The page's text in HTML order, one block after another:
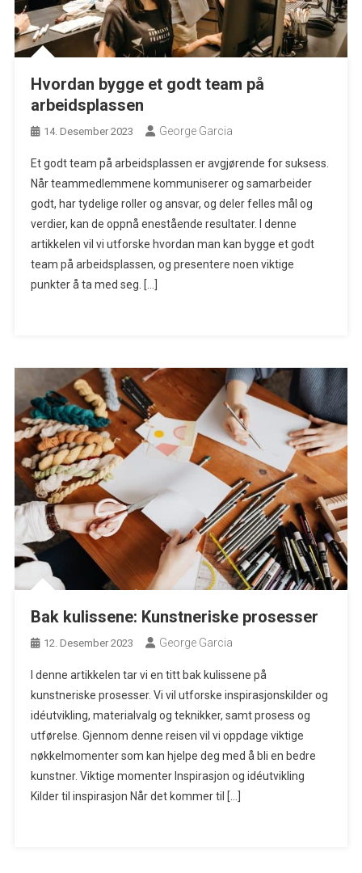
Hvordan bygge et godt team på
arbeidsplassen
14. Desember 2023 George Garcia
Et godt team på arbeidsplassen er avgjørende for suksess.
Når teammedlemmene kommuniserer og samarbeider
godt, har tydelige roller og ansvar, og deler felles mål og
verdier, kan de oppnå enestående resultater. I denne
artikkelen vil vi utforske hvordan man kan bygge et godt
team på arbeidsplassen, og presentere noen viktige
punkter å ta med seg. […]
Bak kulissene: Kunstneriske prosesser
12. Desember 2023 George Garcia
I denne artikkelen tar vi en titt bak kulissene på
kunstneriske prosesser. Vi vil utforske inspirasjonskilder og
idéutvikling, materialvalg og teknikker, samt prosess og
utførelse. Gjennom denne reisen vil vi oppdage viktige
nøkkelmomenter som kan hjelpe deg med å bli en bedre
kunstner. Viktige momenter Inspirasjon og idéutvikling
Kilder til inspirasjon Når det kommer til […]